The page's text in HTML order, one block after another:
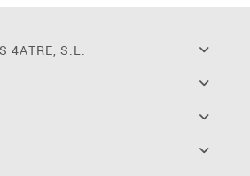
4ATRE, S.L.